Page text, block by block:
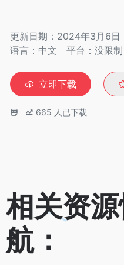
更新日期：2024年3月6日
语言：中文
平台：没限制
立即下载
665 人已下载
相关资
航：